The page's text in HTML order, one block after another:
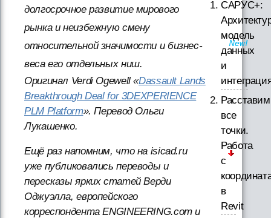
долгосрочное развитие мирового
рынка и неизбежную смену
относительной значимости и бизнес-
веса его отдельных ниш.
Оригинал Verdi Ogewell «Dassault Lands
Breakthrough Deal for 3DEXPERIENCE
PLM Platform». Перевод Ольги
Лукашенко.
Ещё раз напомним, что на isicad.ru
уже публиковались переводы и
пересказы ярких статей Верди
Оджуэлла, европейского
корреспондента ENGINEERING.com и
САРУС+:
модель
данных
и
Расставим
все
точки.
Работа
с
в
Revit